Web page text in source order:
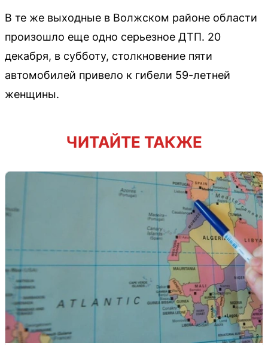
В те же выходные в Волжском районе области
произошло еще одно серьезное ДТП. 20
декабря, в субботу, столкновение пяти
автомобилей привело к гибели 59-летней
женщины.
ЧИТАЙТЕ ТАКЖЕ